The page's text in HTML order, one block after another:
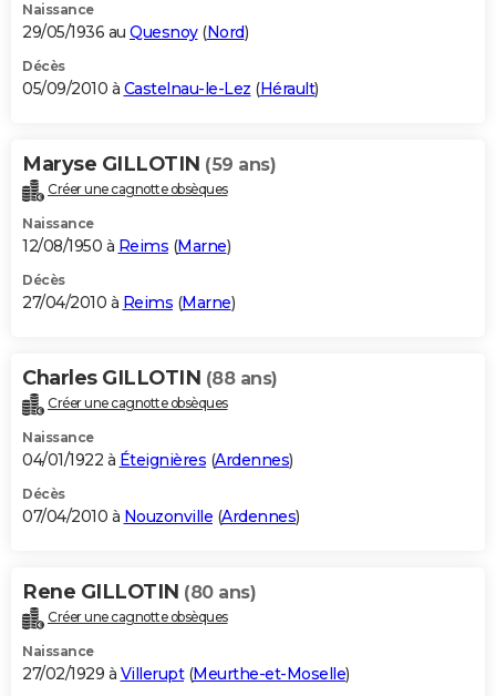
Naissance
29/05/1936 au Quesnoy(Nord)
Décès
05/09/2010 à Castelnau-le-Lez (Hérault)
Maryse GILLOTIN (59 ans)
Créer une cagnotte obsèques
Naissance
12/08/1950 à Reims (Marne)
Décès
27/04/2010 à Reims (Marne)
Charles GILLOTIN (88 ans)
Créer une cagnotte obsèques
Naissance
04/01/1922 à Éteignières (Ardennes)
Décès
07/04/2010 à Nouzonville (Ardennes)
Rene GILLOTIN (80 ans)
Créer une cagnotte obsèques
Naissance
27/02/1929 à Villerupt(Meurthe-et-Moselle)